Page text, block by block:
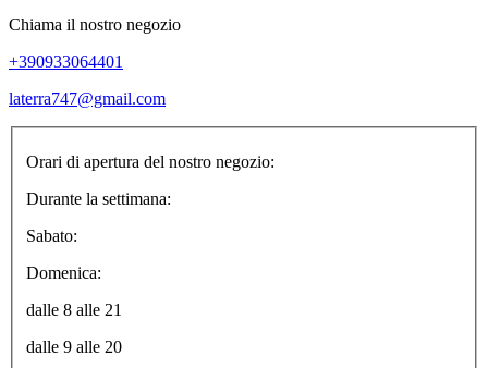
Chiama il nostro negozio
+390933064401
laterra747@gmail.com
Orari di apertura del nostro negozio:
Durante la settimana:
Sabato:
Domenica:
dalle 8 alle 21
dalle 9 alle 20